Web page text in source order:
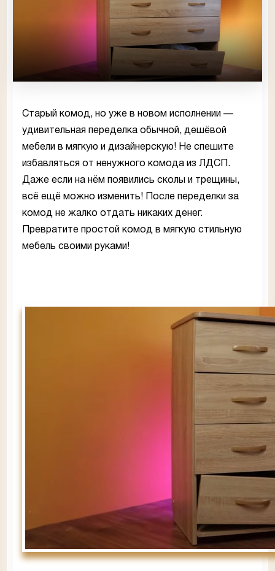
Старый комод, но уже в новом исполнении —
удивительная переделка обычной, дешёвой
мебели в мягкую и дизайнерскую! Не спешите
избавляться от ненужного комода из ЛДСП.
Даже если на нём появились сколы и трещины,
всё ещё можно изменить! После переделки за
комод не жалко отдать никаких денег.
Превратите простой комод в мягкую стильную
мебель своими руками!